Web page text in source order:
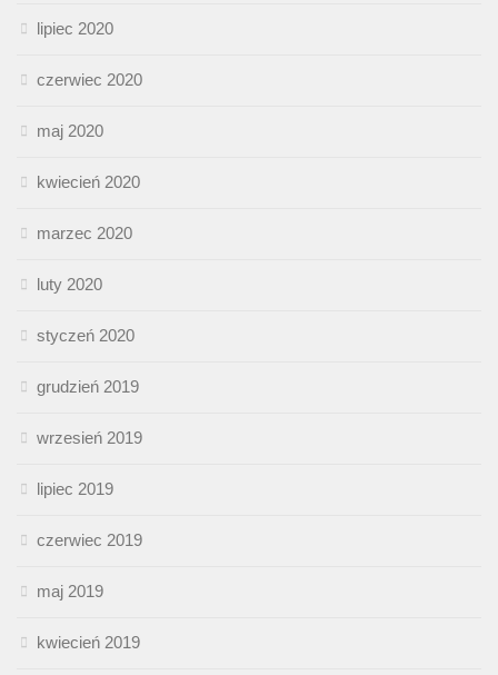
lipiec 2020
czerwiec 2020
maj 2020
kwiecień 2020
marzec 2020
luty 2020
styczeń 2020
grudzień 2019
wrzesień 2019
lipiec 2019
czerwiec 2019
maj 2019
kwiecień 2019